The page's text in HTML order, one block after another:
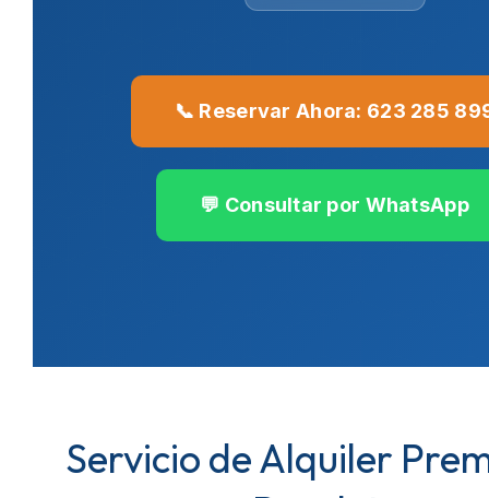
📞 Reservar Ahora: 623 285
💬 Consultar por WhatsApp
Servicio de Alquiler